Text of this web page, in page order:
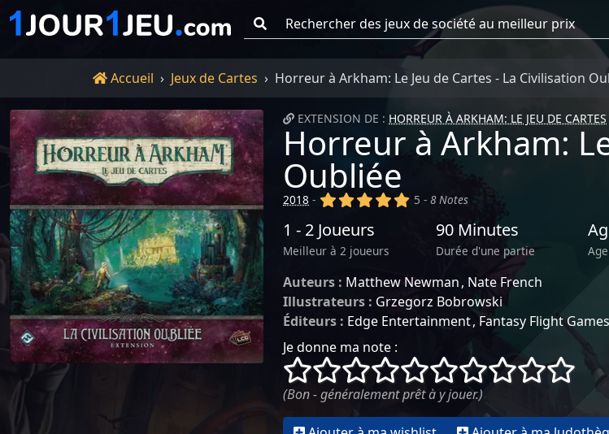
Accueil
Accueil Jeux de Cartes Horreur à Arkham: Le Jeu de Cartes - La Civilisation
EXTENSION DE : HORREUR À ARKHAM: LE JEU DE CARTES
Horreur à Arkham:
Oubliée
2018 - (x) (x) (x) (x) (x)
5 -8 Notes
1 - 2 Joueurs
Meilleur à 2 joueurs
90 Minutes
Durée d'une partie
Auteurs : Matthew Newman Nate French
Illustrateurs : Grzegorz Bobrowski
Éditeurs : Edge Entertainment Fantasy Flight Games
Je donne ma note :
()
() () () () () () () ()
(Bon - généralement prêt à y jouer.)